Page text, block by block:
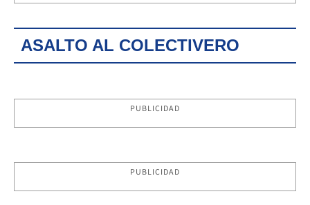
ASALTO AL COLECTIVERO
PUBLICIDAD
PUBLICIDAD